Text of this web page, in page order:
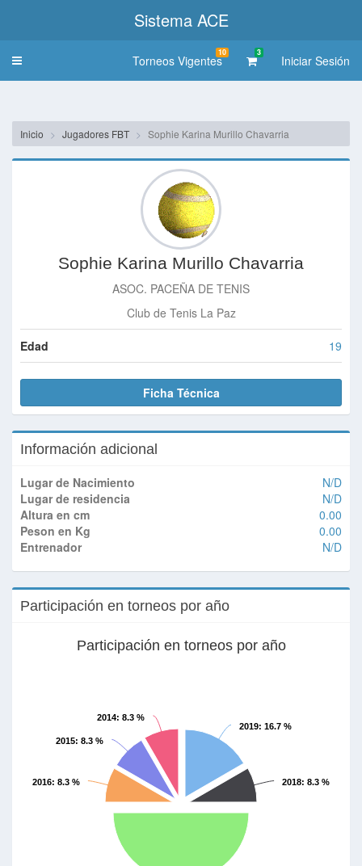
Sistema ACE
Toggle
Torneos Vigentes
10 3
Iniciar Sesión
Inicio Jugadores FBT Sophie Karina Murillo Chavarria
Sophie Karina Murillo Chavarria
ASOC. PACEÑA DE TENIS
Club de Tenis La Paz
Edad 19
Ficha Técnica
Información adicional
Lugar de Nacimiento
N/D
Lugar de residencia
N/D
Altura en cm
0.00
Peson en Kg
0.00
Entrenador
N/D
Participación en torneos por año
Participación en torneos por año
2019: 16.7 %
2018: 8.3 %
2016: 8.3 %
2015: 8.3 %
2014: 8.3 %